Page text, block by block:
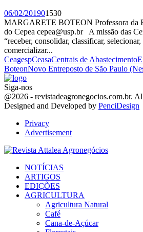
06/02/201901530
MARGARETE BOTEON Professora da
do Cepea cepea@usp.br A missão das
“receber, consolidar, classificar, selecionar,
comercializar...
CeagespCeasaCentrais de Abastecimento
BoteonNovo Entreposto de São Paulo
Siga-nos
Facebook
Twitter
Instagram
Linkedin
Youtube
Email
@2026 - revistadeagronegocios.com.br.
Designed and Developed by PenciDesign
Privacy
Advertisement
NOTÍCIAS
ARTIGOS
EDIÇÕES
AGRICULTURA
Agricultura Natural
Café
Cana-de-Açúcar